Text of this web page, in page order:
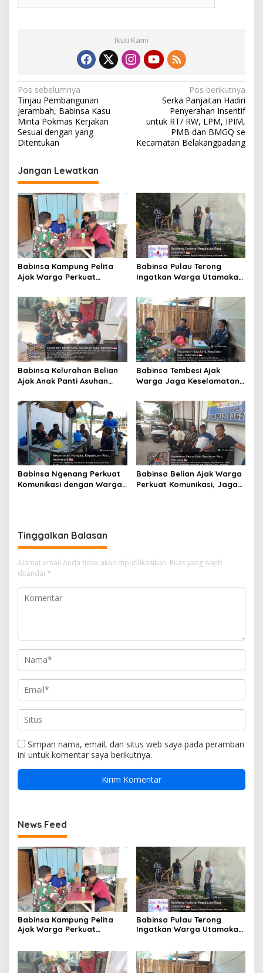
Ikuti Kami
N
a
v
i
a
s
o
s
Pos sebelumnya
Tinjau Pembangunan
Jerambah, Babinsa Kasu
Minta Pokmas Kerjakan
Sesuai dengan yang
Ditentukan
Pos berikutnya
Serka Panjaitan Hadiri
Penyerahan Insentif
untuk RT/ RW, LPM, IPIM,
PMB dan BMGQ se
Kecamatan Belakangpadang
Jangan Lewatkan
Babinsa Kampung Pelita
Ajak Warga Perkuat
Semarakkan Kemerdekaan
Babinsa Pulau Terong
Ingatkan Warga Utamakan
Jaga Lingkungan
Babinsa Kelurahan Belian
Ajak Anak Panti Asuhan
Semangat Belajar dan
Jauhi Pergaulan Negatif
Babinsa Tembesi Ajak
Warga Jaga Keselamatan
Potensi Kebakaran
Babinsa Ngenang Perkuat
Komunikasi dengan Warga,
Babinsa Belian Ajak Warga
Perkuat Komunikasi, Jaga
Tinggalkan Balasan
Alamat email Anda tidak akan dipublikasikan. Ruas yang wajib
ditandai *
Simpan nama, email, dan situs web saya pada peramban
ini untuk komentar saya berikutnya.
News Feed
Babinsa Kampung Pelita
Ajak Warga Perkuat
Babinsa Pulau Terong
Ingatkan Warga Utamakan